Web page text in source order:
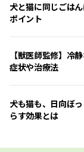
犬と猫に同じごは
ポイント
【獣医師監修】冷
症状や治療法
犬も猫も、日向ぼ
らす効果とは